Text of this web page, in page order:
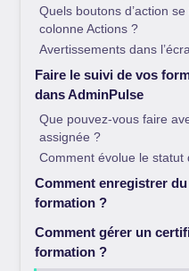
Quels boutons d’action
colonne Actions ?
Avertissements dans
Faire le suivi de vos
dans AdminPulse
Que pouvez-vous faire
assignée ?
Comment évolue le statut
Comment enregistrer
formation ?
Comment gérer un
formation ?